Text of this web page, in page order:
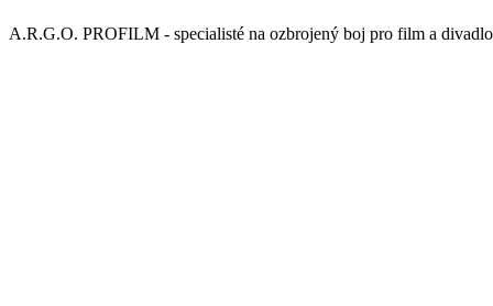
A.R.G.O. PROFILM - specialisté na ozbrojený boj pro film a divadlo